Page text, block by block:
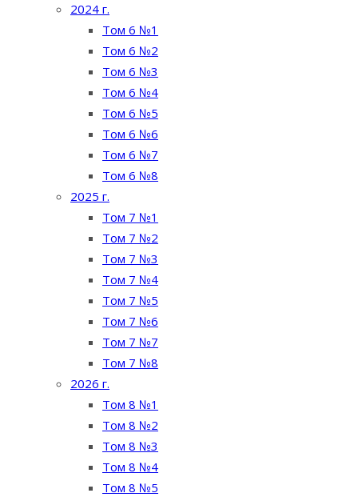
2024 г.
Том 6 №1
Том 6 №2
Том 6 №3
Том 6 №4
Том 6 №5
Том 6 №6
Том 6 №7
Том 6 №8
2025 г.
Том 7 №1
Том 7 №2
Том 7 №3
Том 7 №4
Том 7 №5
Том 7 №6
Том 7 №7
Том 7 №8
2026 г.
Том 8 №1
Том 8 №2
Том 8 №3
Том 8 №4
Том 8 №5